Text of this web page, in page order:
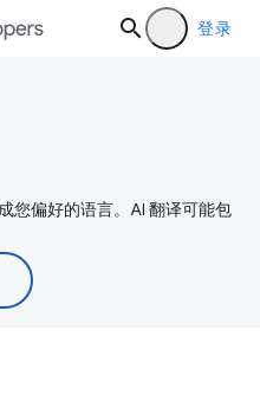
登录
您偏好的语言。AI 翻译可能包